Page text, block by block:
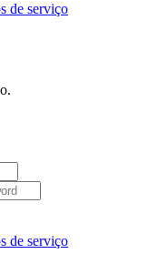
de serviço
de serviço